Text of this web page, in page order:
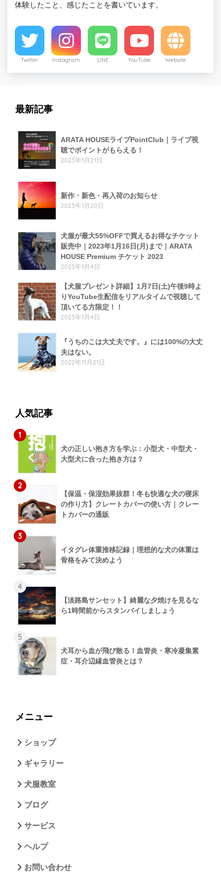
体験したこと、感じたことを書いています。
Twitter Instagram LINE YouTube Website
最新記事
ARATA HOUSEライブPointClub｜ライブ視
聴でポイントがもらえる！
2023年1月21日
新作・新色・再入荷のお知らせ
2023年1月20日
犬服が最大55%OFFで買えるお得なチケット
販売中｜2023年1月16日(月)まで｜ARATA
HOUSE Premium チケット 2023
2023年1月4日
【犬服プレゼント詳細】1月7日(土)午後9時よ
りYouTube生配信をリアルタイムで視聴して
頂いてる方限定！！
2023年1月4日
『うちのこは大丈夫です。』には100%の大丈
夫はない。
2022年11月21日
人気記事
1
犬の正しい抱き方を学ぶ：小型犬・中型犬・
大型犬に合った抱き方は？
2
【保温・保湿効果抜群！冬も快適な犬の寝床
の作り方】クレートカバーの使い方｜クレー
トカバーの通販
3
イタグレ体重推移記録｜理想的な犬の体重は
骨格をみて決めよう
4
【淡路島サンセット】綺麗な夕焼けを見るな
ら1時間前からスタンバイしましょう
5
犬耳から血が飛び散る！血管炎・寒冷凝集素
症・耳介辺縁血管炎とは？
メニュー
ショップ
ギャラリー
犬服教室
ブログ
サービス
ヘルプ
お問い合わせ